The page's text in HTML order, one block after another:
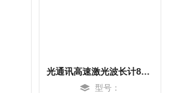
光通讯高速激光波长计828B
型号：